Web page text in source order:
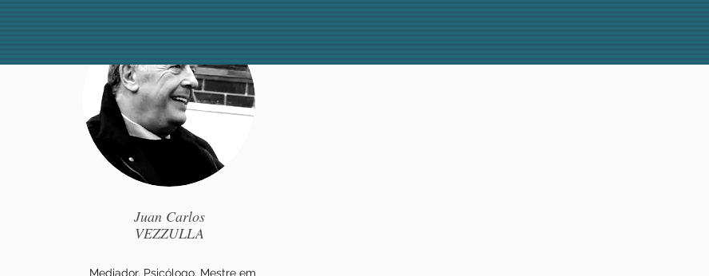
Juan Carlos
VEZZULLA
Mediador. Psicólogo. Mestre em